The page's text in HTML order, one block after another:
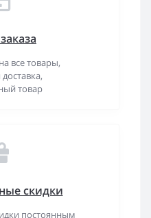
все товары,
товар
скидки
постоянным